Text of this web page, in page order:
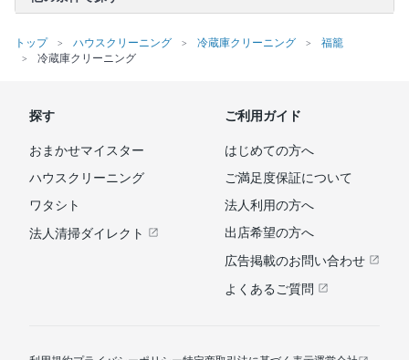
トップ ハウスクリーニング 冷蔵庫クリーニング
福籠
冷蔵庫クリーニング
探す
おまかせマイスター
ハウスクリーニング
ワタシト
法人清掃ダイレクト
ご利用ガイド
はじめての方へ
ご満足度保証について
法人利用の方へ
出店希望の方へ
広告掲載のお問い合わせ
よくあるご質問